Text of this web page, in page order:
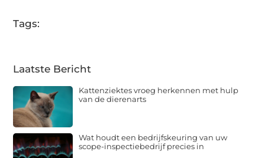
Tags:
Laatste Bericht
Kattenziektes vroeg herkennen met hulp
van de dierenarts
Wat houdt een bedrijfskeuring van uw
scope-inspectiebedrijf precies in